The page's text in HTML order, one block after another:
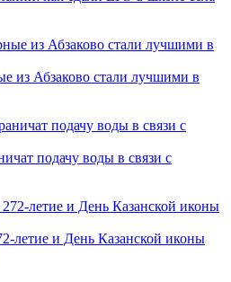
из Абзаково стали лучшими в
подачу воды в связи с
летие и День Казанской иконы